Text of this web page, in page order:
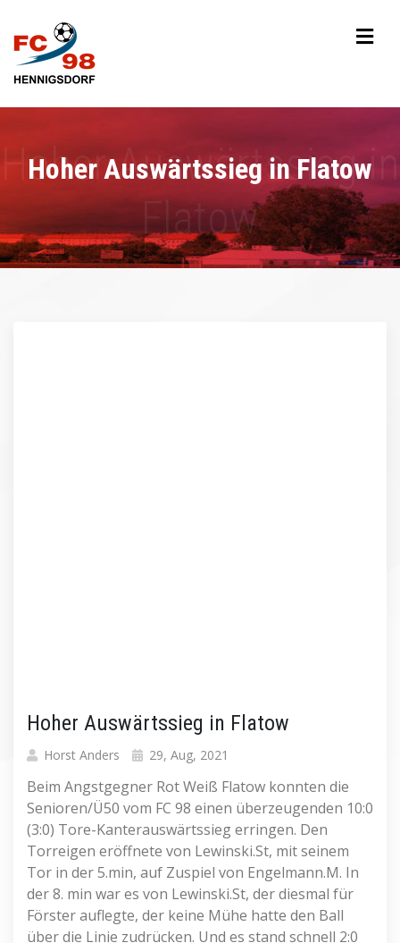
Hoher Auswärtssieg in Flatow
Hoher Auswärtssieg in Flatow
Horst Anders 29, Aug, 2021
Beim Angstgegner Rot Weiß Flatow konnten die
Senioren/Ü50 vom FC 98 einen überzeugenden 10:0
(3:0) Tore-Kanterauswärtssieg erringen. Den
Torreigen eröffnete von Lewinski.St, mit seinem
Tor in der 5.min, auf Zuspiel von Engelmann.M. In
der 8. min war es von Lewinski.St, der diesmal für
Förster auflegte, der keine Mühe hatte den Ball
über die Linie zudrücken. Und es stand schnell 2:0